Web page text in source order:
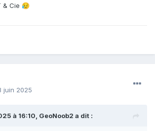
& Cie 😥
juin 2025
à 16:10, GeoNoob2 a dit :